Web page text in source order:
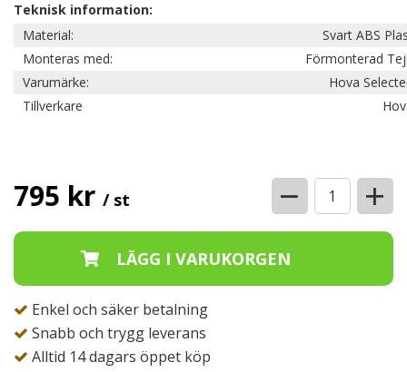
Teknisk information:
Material:
Svart ABS
Monteras med:
Förmonterad
Varumärke:
Hova
Tillverkare
795 kr / st − +
Enkel och säker betalning
Snabb och trygg leverans
Alltid 14 dagars öppet köp